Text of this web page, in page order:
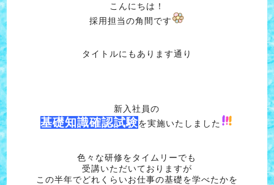
こんにちは！
採用担当の角間です
タイトルにもあります通り
新入社員の
基礎知識確認試験を実施いたしました
色々な研修をタイムリーでも
受講いただいておりますが
この半年でどれくらいお仕事の基礎を学べたかを